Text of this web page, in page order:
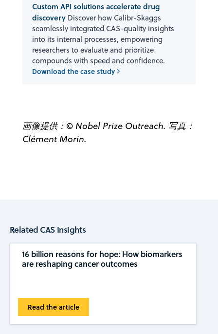
Custom API solutions accelerate drug
discovery Discover how Calibr-Skaggs
seamlessly integrated CAS-quality insights
into its internal processes, empowering
researchers to evaluate and prioritize
compounds with speed and confidence.
Download the case study
画像提供：© Nobel Prize Outreach. 写真：
Clément Morin.
Related CAS Insights
16 billion reasons for hope: How biomarkers
are reshaping cancer outcomes
Read the article